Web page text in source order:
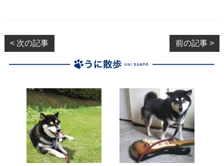
< 次の記事 前の記事 >